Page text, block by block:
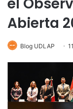
Abierta
Blog UDLAP